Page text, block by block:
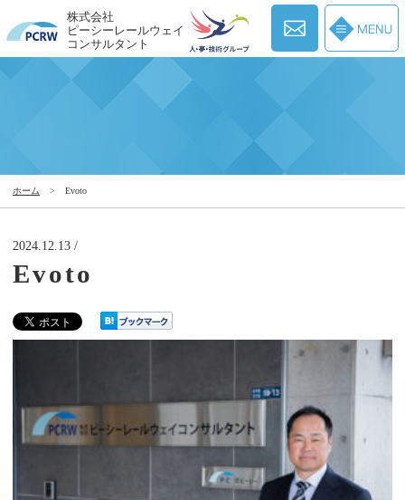
株式会社
ピーシーレールウェイ
コンサルタント
ホーム > Evoto
2024.12.13 /
Evoto